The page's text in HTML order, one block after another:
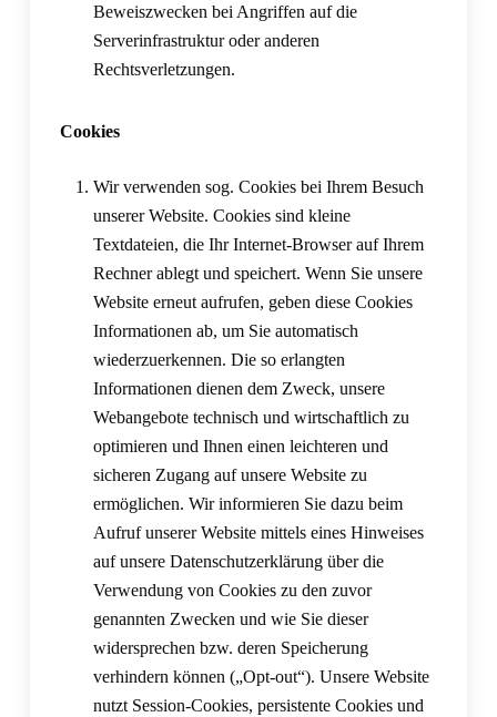
Beweiszwecken bei Angriffen auf die
Serverinfrastruktur oder anderen
Rechtsverletzungen.
Cookies
Wir verwenden sog. Cookies bei Ihrem Besuch
unserer Website. Cookies sind kleine
Textdateien, die Ihr Internet-Browser auf Ihrem
Rechner ablegt und speichert. Wenn Sie unsere
Website erneut aufrufen, geben diese Cookies
Informationen ab, um Sie automatisch
wiederzuerkennen. Die so erlangten
Informationen dienen dem Zweck, unsere
Webangebote technisch und wirtschaftlich zu
optimieren und Ihnen einen leichteren und
sicheren Zugang auf unsere Website zu
ermöglichen. Wir informieren Sie dazu beim
Aufruf unserer Website mittels eines Hinweises
auf unsere Datenschutzerklärung über die
Verwendung von Cookies zu den zuvor
genannten Zwecken und wie Sie dieser
widersprechen bzw. deren Speicherung
verhindern können („Opt-out“). Unsere Website
nutzt Session-Cookies, persistente Cookies und